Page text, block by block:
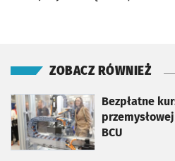
ZOBACZ RÓWNIEŻ
Bezpłatne
BCU
otworzy się w nowej karcie